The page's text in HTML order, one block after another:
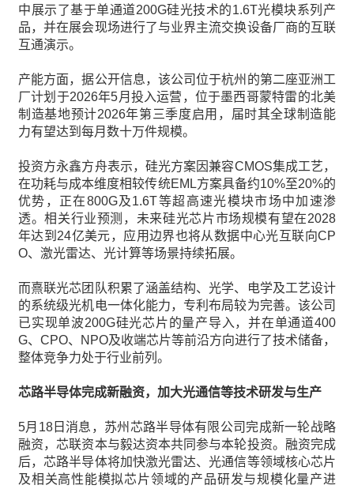
中展示了基于单通道200G硅光技术的1.6T光模块系列产
品，并在展会现场进行了与业界主流交换设备厂商的互联
互通演示。
产能方面，据公开信息，该公司位于杭州的第二座亚洲工
厂计划于2026年5月投入运营，位于墨西哥蒙特雷的北美
制造基地预计2026年第三季度启用，届时其全球制造能
力有望达到每月数十万件规模。
投资方永鑫方舟表示，硅光方案因兼容CMOS集成工艺，
在功耗与成本维度相较传统EML方案具备约10%至20%的
优势，正在800G及1.6T等超高速光模块市场中加速渗
透。相关行业预测，未来硅光芯片市场规模有望在2028
年达到24亿美元，应用边界也将从数据中心光互联向CP
O、激光雷达、光计算等场景持续拓展。
而熹联光芯团队积累了涵盖结构、光学、电学及工艺设计
的系统级光机电一体化能力，专利布局较为完善。该公司
已实现单波200G硅光芯片的量产导入，并在单通道400
G、CPO、NPO及收端芯片等前沿方向进行了技术储备，
整体竞争力处于行业前列。
芯路半导体完成新融资，加大光通信等技术研发与生产
5月18日消息，苏州芯路半导体有限公司完成新一轮战略
融资，芯联资本与毅达资本共同参与本轮投资。融资完成
后，芯路半导体将加快激光雷达、光通信等领域核心芯片
及相关高性能模拟芯片领域的产品研发与规模化量产进